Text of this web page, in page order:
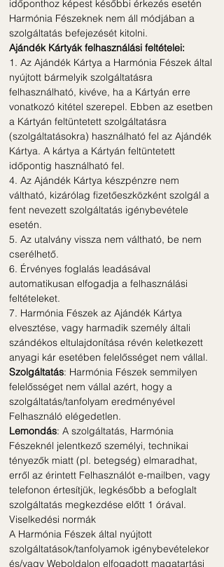
időponthoz képest későbbi érkezés esetén
Harmónia Fészeknek nem áll módjában a
szolgáltatás befejezését kitolni.
Ajándék Kártyák felhasználási feltételei:
1. Az Ajándék Kártya a Harmónia Fészek által
nyújtott bármelyik szolgáltatásra
felhasználható, kivéve, ha a Kártyán erre
vonatkozó kitétel szerepel. Ebben az esetben
a Kártyán feltüntetett szolgáltatásra
(szolgáltatásokra) használható fel az Ajándék
Kártya. A kártya a Kártyán feltüntetett
időpontig használható fel.
4. Az Ajándék Kártya készpénzre nem
váltható, kizárólag fizetőeszközként szolgál a
fent nevezett szolgáltatás igénybevétele
esetén.
5. Az utalvány vissza nem váltható, be nem
cserélhető.
6. Érvényes foglalás leadásával
automatikusan elfogadja a felhasználási
feltételeket.
7. Harmónia Fészek az Ajándék Kártya
elvesztése, vagy harmadik személy általi
szándékos eltulajdonítása révén keletkezett
anyagi kár esetében felelősséget nem vállal.
Szolgáltatás: Harmónia Fészek semmilyen
felelősséget nem vállal azért, hogy a
szolgáltatás/tanfolyam eredményével
Felhasználó elégedetlen.
Lemondás: A szolgáltatás, Harmónia
Fészeknél jelentkező személyi, technikai
tényezők miatt (pl. betegség) elmaradhat,
erről az érintett Felhasználót e-mailben, vagy
telefonon értesítjük, legkésőbb a befoglalt
szolgáltatás megkezdése előtt 1 órával.
Viselkedési normák
A Harmónia Fészek által nyújtott
szolgáltatások/tanfolyamok igénybevételekor
és/vagy Weboldalon elfogadott magatartási